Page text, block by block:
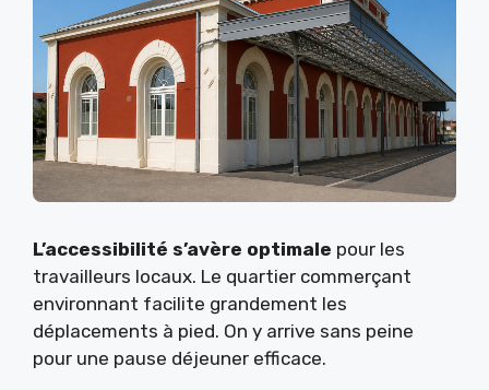
L’accessibilité s’avère optimale pour les
travailleurs locaux. Le quartier commerçant
environnant facilite grandement les
déplacements à pied. On y arrive sans peine
pour une pause déjeuner efficace.